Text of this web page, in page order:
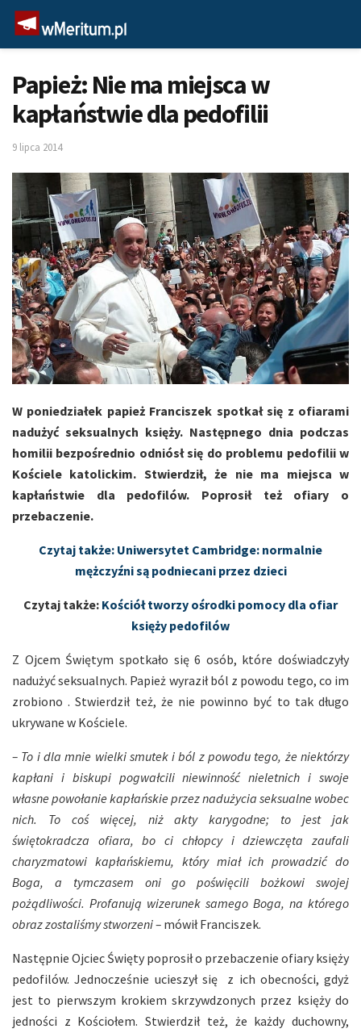
Papież: Nie ma miejsca w
kapłaństwie dla pedofilii
9 lipca 2014
W poniedziałek papież Franciszek spotkał się z ofiarami
nadużyć seksualnych księży. Następnego dnia podczas
homilii bezpośrednio odniósł się do problemu pedofilii w
Kościele katolickim. Stwierdził, że nie ma miejsca w
kapłaństwie dla pedofilów. Poprosił też ofiary o
przebaczenie.
Czytaj także: Uniwersytet Cambridge: normalnie
mężczyźni są podniecani przez dzieci
Czytaj także: Kościół tworzy ośrodki pomocy dla ofiar
księży pedofilów
Z Ojcem Świętym spotkało się 6 osób, które doświadczyły
nadużyć seksualnych. Papież wyraził ból z powodu tego, co im
zrobiono . Stwierdził też, że nie powinno być to tak długo
ukrywane w Kościele.
– To i dla mnie wielki smutek i ból z powodu tego, że niektórzy
kapłani i biskupi pogwałcili niewinność nieletnich i swoje
własne powołanie kapłańskie przez nadużycia seksualne wobec
nich. To coś więcej, niż akty karygodne; to jest jak
świętokradcza ofiara, bo ci chłopcy i dziewczęta zaufali
charyzmatowi kapłańskiemu, który miał ich prowadzić do
Boga, a tymczasem oni go poświęcili bożkowi swojej
pożądliwości. Profanują wizerunek samego Boga, na którego
obraz zostaliśmy stworzeni – mówił Franciszek.
Następnie Ojciec Święty poprosił o przebaczenie ofiary księży
pedofilów. Jednocześnie ucieszył się z ich obecności, gdyż
jest to pierwszym krokiem skrzywdzonych przez księży do
jedności z Kościołem. Stwierdził też, że każdy duchowny,